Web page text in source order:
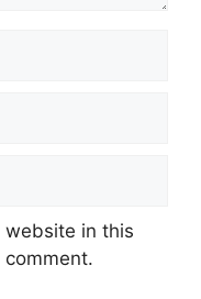
website in this